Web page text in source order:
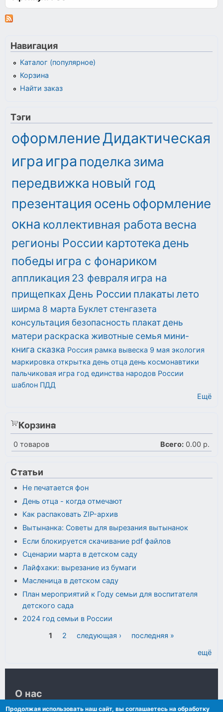
Навигация
Каталог (популярное)
Корзина
Найти заказ
Тэги
оформлениеДидактическая
игра игра поделка зима
передвижка новый год
презентация осеньоформление
окна коллективная работа весна
регионы России картотекадень
победы игра с фонариком
аппликация 23 февраля игра на
прищепках День России плакаты лето
ширма 8 марта Буклет стенгазета
консультация безопасность плакатдень
матери раскраска животные семья мини-
книга сказка Россия рамка вывеска 9 мая экология
маркировка открытка день отца день космонавтики
пальчиковая игра год единства народов России
шаблон ПДД
Ещё
Корзина
0 товаров Всего: 0.00 р.
Статьи
Не печатается фон
День отца - когда отмечают
Как распаковать ZIP-архив
Вытынанка: Советы для вырезания вытынанок
Если блокируется скачивание pdf файлов
Сценарии марта в детском саду
Лайфхаки: вырезание из бумаги
Масленица в детском саду
План мероприятий к Году семьи для воспитателя
детского сада
2024 год семьи в России
Страницы
1 2 следующая ›
последняя »
ещё
О нас
Продолжая использовать наш сайт, вы соглашаетесь на обработку